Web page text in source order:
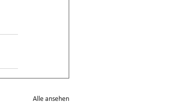
Alle ansehen